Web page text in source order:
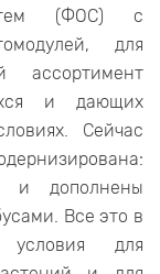
(ФОС) с
для
ассортимент
и дающих
Сейчас
и дополнены
Все это в
условия для